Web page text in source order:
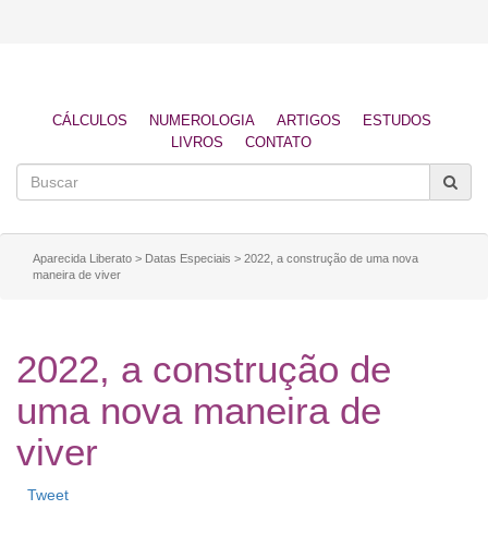
CÁLCULOS NUMEROLOGIA ARTIGOS
ESTUDOS
LIVROS
CONTATO
Aparecida Liberato > Datas Especiais > 2022, a construção de uma nova
maneira de viver
2022, a construção de
uma nova maneira de
viver
Tweet